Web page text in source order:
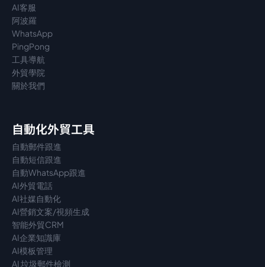
AI客服
阿波羅
WhatsApp
PingPong
工具導航
外貿學院
關於我們
自動化外貿工具
自動郵件跟進
自動短信跟進
自動WhatsApp跟進
AI外貿電話
AI社媒自動化
AI營銷文案/視頻生成
智能外貿CRM
AI企業知識庫
AI模板管理
AI 垃圾郵件檢測